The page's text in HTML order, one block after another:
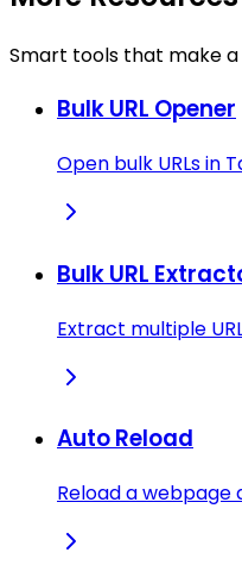
Smart tools that make
Bulk URL Opener
Open bulk URLs in
Bulk URL
Extract multiple
Auto Reload
Reload a webpage